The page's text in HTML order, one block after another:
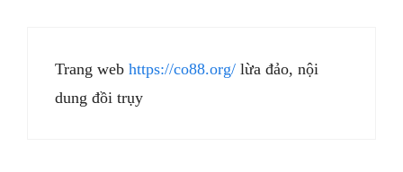
Trang web https://co88.org/ lừa đảo, nội
dung đồi trụy